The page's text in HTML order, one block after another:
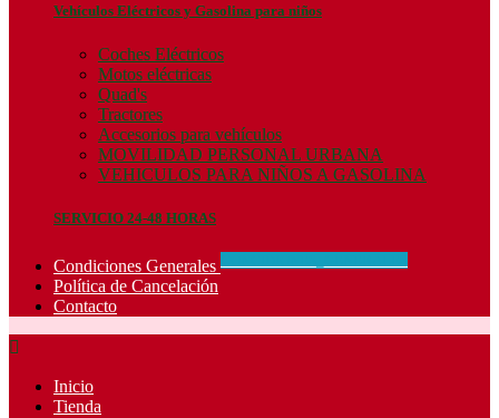
Vehículos Eléctricos y Gasolina para niños
Coches Eléctricos
Motos eléctricas
Quad's
Tractores
Accesorios para vehículos
MOVILIDAD PERSONAL URBANA
VEHICULOS PARA NIÑOS A GASOLINA
SERVICIO 24-48 HORAS
Condiciones Generales
Política de Cancelación
Contacto

Inicio
Tienda